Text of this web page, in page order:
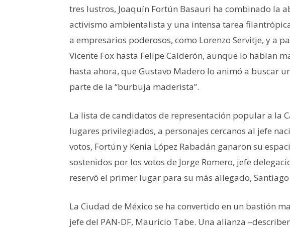
tres lustros, Joaquín Fortún Basauri ha combinado la
activismo ambientalista y una intensa tarea
a empresarios poderosos, como Lorenzo Servitje, y a
Vicente Fox hasta Felipe Calderón, aunque lo habían
hasta ahora, que Gustavo Madero lo animó a buscar
parte de la “burbuja maderista”.
La lista de candidatos de representación popular a la
lugares privilegiados, a personajes cercanos al jefe
votos, Fortún y Kenia López Rabadán ganaron su
sostenidos por los votos de Jorge Romero, jefe
reservó el primer lugar para su más allegado,
La Ciudad de México se ha convertido en un bastión
jefe del PAN-DF, Mauricio Tabe. Una alianza